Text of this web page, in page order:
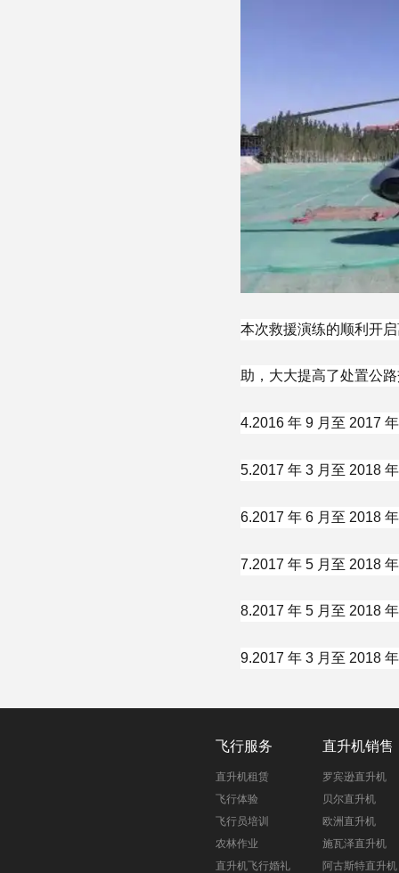
本次救援演练的顺利开
助，大大提高了处置公
4.2016 年 9 月至 2017
5.2017 年 3 月至 2018
6.2017 年 6 月至 2018
7.2017 年 5 月至 2018
8.2017 年 5 月至 2018
9.2017 年 3 月至 2018
飞行服务
直升机租赁
飞行体验
飞行员培训
农林作业
直升机飞行婚礼
直升机销售
罗宾逊直升机
贝尔直升机
欧洲直升机
施瓦泽直升机
阿古斯特直升机